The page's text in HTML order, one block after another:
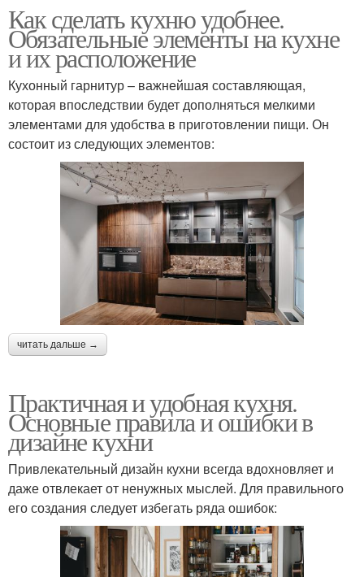
Как сделать кухню удобнее.
Обязательные элементы на кухне
и их расположение
Кухонный гарнитур – важнейшая составляющая,
которая впоследствии будет дополняться мелкими
элементами для удобства в приготовлении пищи. Он
состоит из следующих элементов:
читать дальше →
Практичная и удобная кухня.
Основные правила и ошибки в
дизайне кухни
Привлекательный дизайн кухни всегда вдохновляет и
даже отвлекает от ненужных мыслей. Для правильного
его создания следует избегать ряда ошибок: